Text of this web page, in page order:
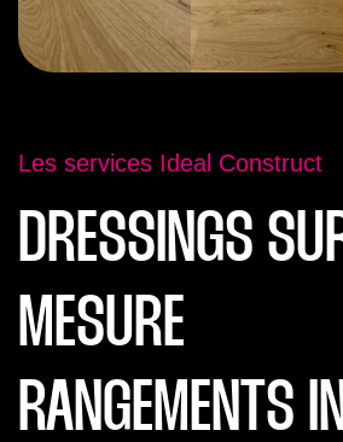
Les services Ideal Construct
DRESSINGS
MESURE
RANGEMENTS